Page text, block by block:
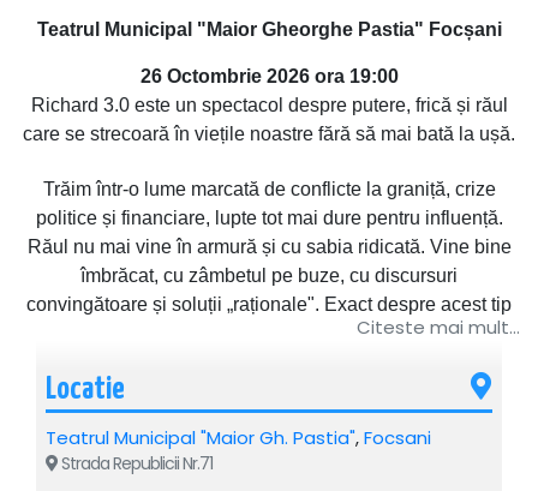
Teatrul Municipal "Maior Gheorghe Pastia" Focșani
26 Octombrie 2026 ora 19:00
Richard 3.0 este un spectacol despre putere, frică și răul
care se strecoară în viețile noastre fără să mai bată la ușă.
Trăim într-o lume marcată de conflicte la graniță, crize
politice și financiare, lupte tot mai dure pentru influență.
Răul nu mai vine în armură și cu sabia ridicată. Vine bine
îmbrăcat, cu zâmbetul pe buze, cu discursuri
convingătoare și soluții „raționale". Exact despre acest tip
de rău vorbește „Richard 3.0", o reinterpretare modernă și
Spectacolul pune reflectorul pe mecanismele puterii și pe
fragilitatea ei. Demască răul, îi dă jos măștile și îl arată așa
Citeste mai mult...
Locatie
Teatrul Municipal "Maior Gh. Pastia",Focsani
Strada Republicii Nr.71